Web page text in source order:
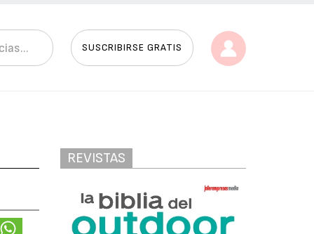
SUSCRIBIRSE GRATIS
REVISTAS